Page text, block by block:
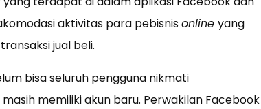
aktivitas para pebisnisonline yang
jual beli.
bisa seluruh pengguna nikmati
memiliki akun baru. Perwakilan Facebook